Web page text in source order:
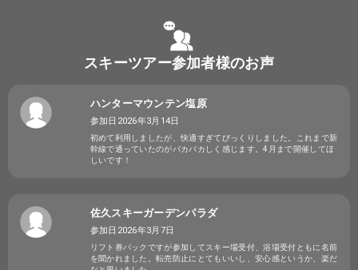
スキーツアー参加者様のお声
ハンターマウンテン塩原
参加日2026年3月14日
初めて利用しましたが、快適すぎてびっくりしました。これまで新
幹線で通っていたのがバカバカしく感じます。4月まで開催してほ
しいです！
佐久スキーガーデンパラダ
参加日2026年3月7日
リフト券パックですが参加してスキー場受付、浴場受付ともに名前
を聞かれました。転売防止にとてもいいし、安心感というか、楽だ